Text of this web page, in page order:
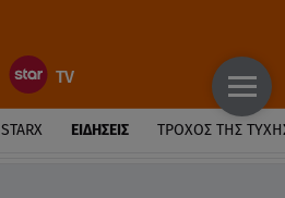
STARX ΕΙΔΉΣΕΙΣ ΤΡΟΧΌΣ ΤΗΣ